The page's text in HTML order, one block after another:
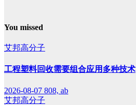
You missed
艾邦高分子
工程塑料回收需要组合应用多种技术
2026-08-07 808, ab
艾邦高分子